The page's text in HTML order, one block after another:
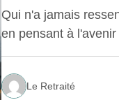
Qui n'a jamais
en pensant à
Le Retraité